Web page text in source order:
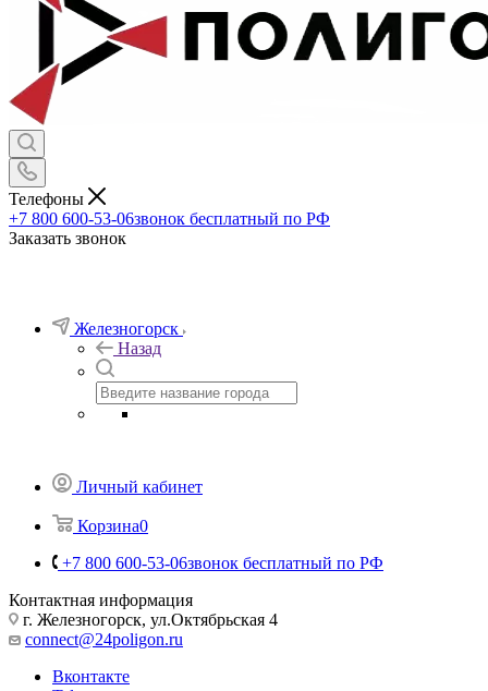
Корзина 0
Заказать звонок
Железногорск
Корзина0
+7 800 600-53-06